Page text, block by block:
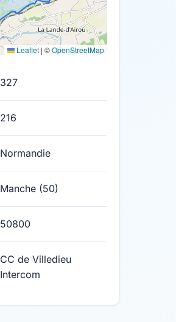
Leaflet | ©OpenStreetMap
327
216
Normandie
Manche (50)
50800
CC de Villedieu
Intercom